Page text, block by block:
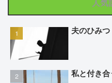
人気
夫のひみつ
私と付き